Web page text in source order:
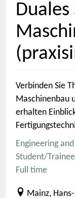
Verbinden Sie
Maschinenbau
erhalten
Engineering
Student/
Full time
Mainz,